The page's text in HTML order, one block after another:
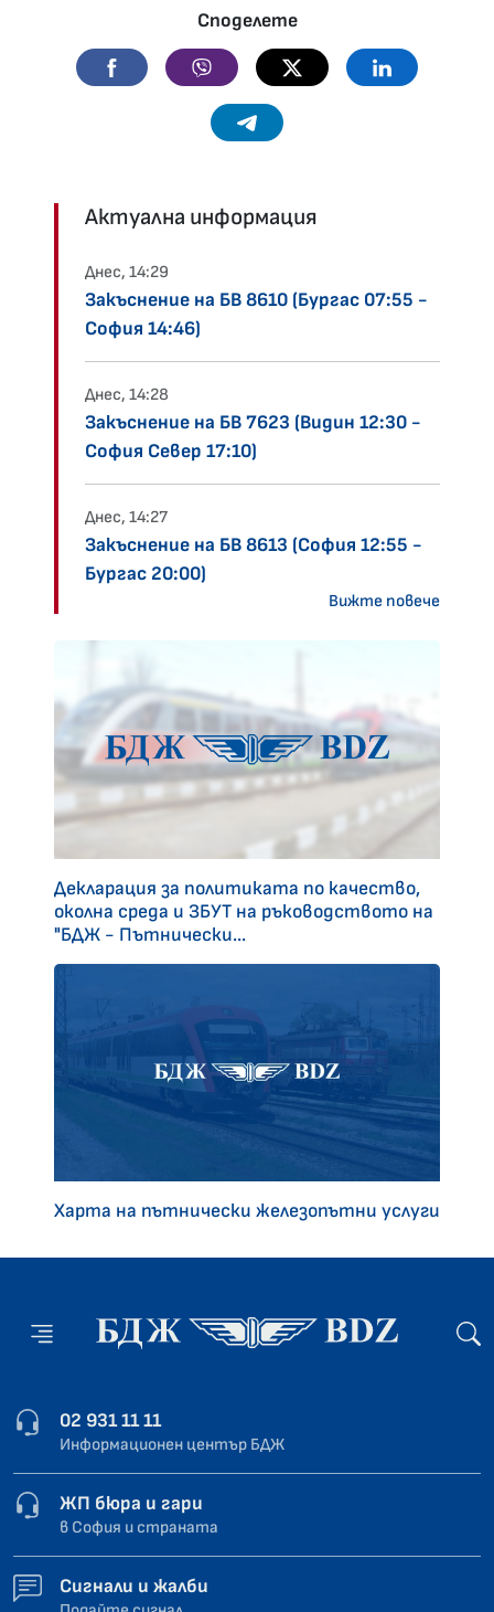
Споделете
Facebook Viber Twitter Linkedin
Telegram
Актуална информация
Днес, 14:29
Закъснение на БВ 8610 (Бургас 07:55 -
София 14:46)
Днес, 14:28
Закъснение на БВ 7623 (Видин 12:30 -
София Север 17:10)
Днес, 14:27
Закъснение на БВ 8613 (София 12:55 -
Бургас 20:00)
Вижте повече
Декларация за политиката по качество,
околна среда и ЗБУТ на ръководството на
"БДЖ - Пътнически...
Харта на пътнически железопътни услуги
02 931 11 11
Информационен център БДЖ
ЖП бюра и гари
в София и страната
Сигнали и жалби